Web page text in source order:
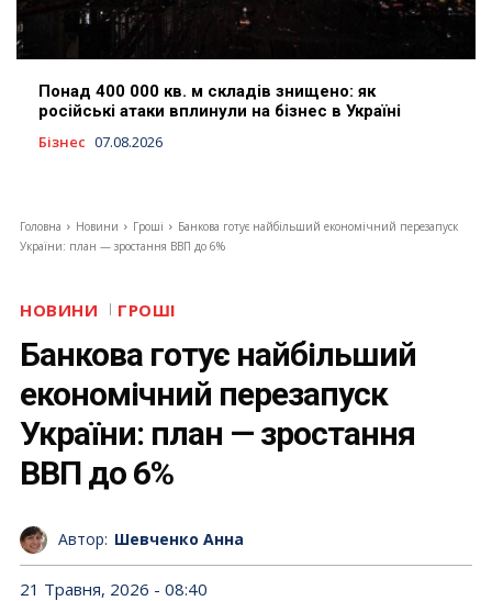
Понад 400 000 кв. м складів знищено: як
російські атаки вплинули на бізнес в Україні
Бізнес 07.08.2026